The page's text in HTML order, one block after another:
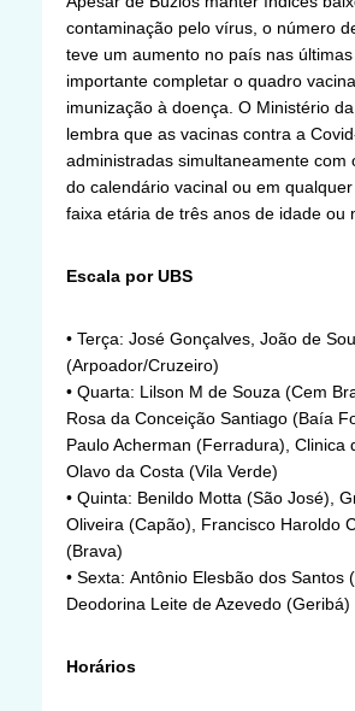
contaminação pelo vírus, o número
teve um aumento no país nas
importante completar o quadro
imunização à doença. O Ministério
lembra que as vacinas contra a
administradas simultaneamente com
do calendário vacinal ou em
faixa etária de três anos de idade ou
Escala por UBS
• Terça: José Gonçalves, João de
(Arpoador/Cruzeiro)
• Quarta: Lilson M de Souza (Cem
Rosa da Conceição Santiago (Baía
Paulo Acherman (Ferradura), Clinica
Olavo da Costa (Vila Verde)
• Quinta: Benildo Motta (São José),
Oliveira (Capão), Francisco Haroldo
(Brava)
• Sexta: Antônio Elesbão dos Santos
Deodorina Leite de Azevedo (Geribá)
Horários